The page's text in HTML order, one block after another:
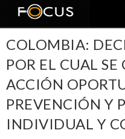
COLOMBIA:
POR EL CUAL SE
ACCIÓN
PREVENCIÓN Y
INDIVIDUAL Y